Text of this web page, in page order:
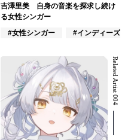
吉澤里美 自身の音楽を探求し続け
る女性シンガー
#女性シンガー
#インディーズ
Related Artist 004